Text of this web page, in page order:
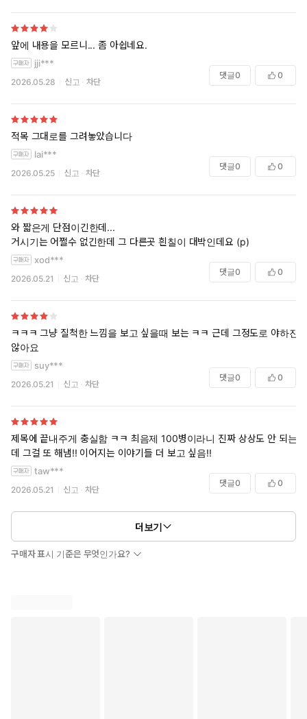
앞에 내용을 모르니... 좀 아쉽네요.
jji***
2026.05.28 신고 차단
댓글0 0
적목 그대로를 그려놓았습니다
lai***
2026.05.25 신고 차단
댓글0 0
와 짧은게 단점이긴한데...
거시기는 어쩔수 없긴한데 그 다른곳 흰칠이 대박인데요 (p)
xod***
2026.05.21 신고 차단
댓글0 0
ㅋㅋㅋ 그냥 질척한 느낌을 보고 싶을때 보는 ㅋㅋ 근데 그정도로 야하진
않아요
suy***
2026.05.21 신고 차단
댓글0 0
제목에 끝내주게 충실함 ㅋㅋ 최음제 100병이라니 진짜 상상도 안 되는
데 그걸 또 해냄!! 이어지는 이야기들 더 보고 싶음!!
taw***
2026.05.21 신고 차단
댓글0 0
더보기
구매자 표시 기준은 무엇인가요?